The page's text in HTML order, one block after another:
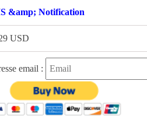
&amp; Notification
USD
email :